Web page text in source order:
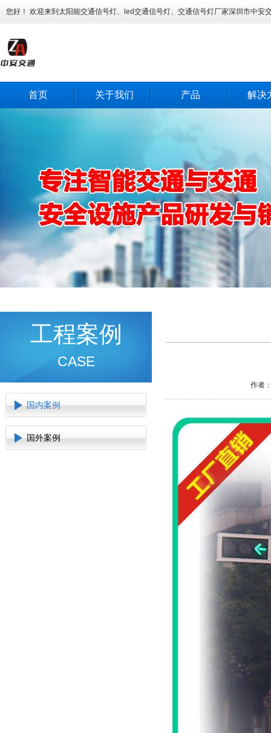
您好！ 欢迎来到太阳能交通信号灯、led交通信号灯、交通信号灯厂家深圳市中安
首页 关于我们 产品 解决
工程案例
CASE
国内案例
国外案例
作者